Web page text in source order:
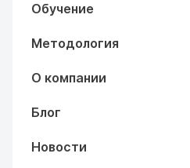
Обучение
Методология
О компании
Блог
Новости